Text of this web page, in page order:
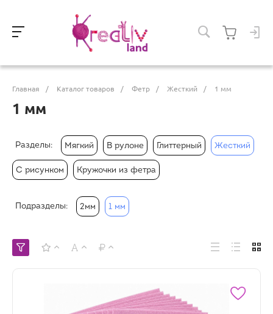
Главная / Каталог товаров / Фетр / Жесткий / 1 мм
1 мм
Разделы: Мягкий В рулоне Глиттерный Жесткий
С рисунком Кружочки из фетра
Подразделы: 2мм 1 мм